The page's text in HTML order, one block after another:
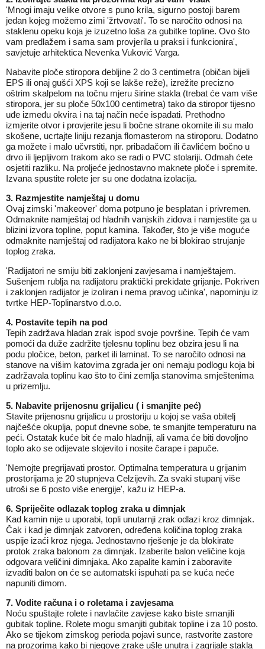
'Mnogi imaju velike otvore s puno krila, sigurno postoji barem
jedan kojeg možemo zimi 'žrtvovati'. To se naročito odnosi na
staklenu opeku koja je izuzetno loša za gubitke topline. Ovo što
vam predlažem i sama sam provjerila u praksi i funkcionira',
savjetuje arhitektica Nevenka Vuković Varga.
Nabavite ploče stiropora debljine 2 do 3 centimetra (običan bijeli
EPS ili onaj gušći XPS koji se lakše reže), izrežite precizno
oštrim skalpelom na točnu mjeru širine stakla (trebat će vam više
stiropora, jer su ploče 50x100 centimetra) tako da stiropor tijesno
uđe između okvira i na taj način neće ispadati. Prethodno
izmjerite otvor i provjerite jesu li bočne strane okomite ili su malo
skošene, ucrtajte liniju rezanja flomasterom na stiroporu. Dodatno
ga možete i malo učvrstiti, npr. pribadačom ili čavlićem bočno u
drvo ili ljepljivom trakom ako se radi o PVC stolariji. Odmah ćete
osjetiti razliku. Na proljeće jednostavno maknete ploče i spremite.
Izvana spustite rolete jer su one dodatna izolacija.
3. Razmjestite namještaj u domu
Ovaj zimski 'makeover' doma potpuno je besplatan i privremen.
Odmaknite namještaj od hladnih vanjskih zidova i namjestite ga u
blizini izvora topline, poput kamina. Također, što je više moguće
odmaknite namještaj od radijatora kako ne bi blokirao strujanje
toplog zraka.
'Radijatori ne smiju biti zaklonjeni zavjesama i namještajem.
Sušenjem rublja na radijatoru praktički prekidate grijanje. Pokriven
i zaklonjen radijator je izoliran i nema pravog učinka', napominju iz
tvrtke HEP-Toplinarstvo d.o.o.
4. Postavite tepih na pod
Tepih zadržava hladan zrak ispod svoje površine. Tepih će vam
pomoći da duže zadržite tjelesnu toplinu bez obzira jesu li na
podu pločice, beton, parket ili laminat. To se naročito odnosi na
stanove na višim katovima zgrada jer oni nemaju podlogu koja bi
zadržavala toplinu kao što to čini zemlja stanovima smještenima
u prizemlju.
5. Nabavite prijenosnu grijalicu ( i smanjite peć)
Stavite prijenosnu grijalicu u prostoriju u kojoj se vaša obitelj
najčešće okuplja, poput dnevne sobe, te smanjite temperaturu na
peći. Ostatak kuće bit će malo hladniji, ali vama će biti dovoljno
toplo ako se odijevate slojevito i nosite čarape i papuče.
'Nemojte pregrijavati prostor. Optimalna temperatura u grijanim
prostorijama je 20 stupnjeva Celzijevih. Za svaki stupanj više
utroši se 6 posto više energije', kažu iz HEP-a.
6. Spriječite odlazak toplog zraka u dimnjak
Kad kamin nije u uporabi, topli unutarnji zrak odlazi kroz dimnjak.
Čak i kad je dimnjak zatvoren, određena količina toplog zraka
uspije izaći kroz njega. Jednostavno rješenje je da blokirate
protok zraka balonom za dimnjak. Izaberite balon veličine koja
odgovara veličini dimnjaka. Ako zapalite kamin i zaboravite
izvaditi balon on će se automatski ispuhati pa se kuća neće
napuniti dimom.
7. Vodite računa i o roletama i zavjesama
Noću spuštajte rolete i navlačite zavjese kako biste smanjili
gubitak topline. Rolete mogu smanjiti gubitak topline i za 10 posto.
Ako se tijekom zimskog perioda pojavi sunce, rastvorite zastore
na prozorima kako bi njegove zrake ušle unutra i zagrijale stakla